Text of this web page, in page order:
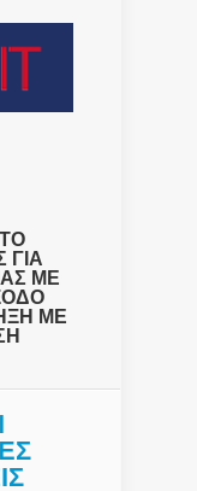
ΓΙΑ
ΜΕ
ΜΕ